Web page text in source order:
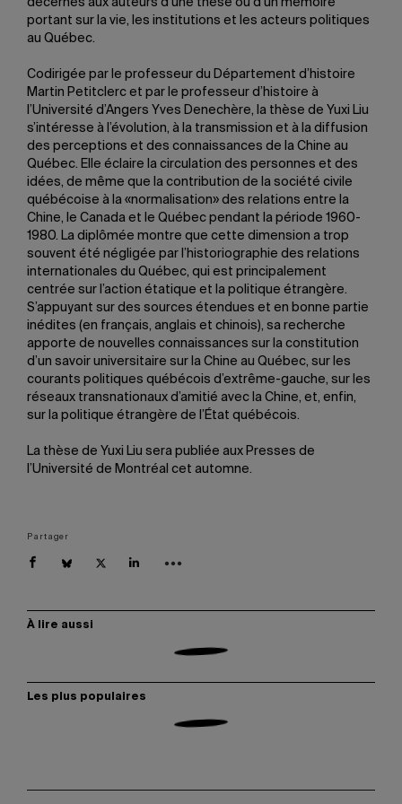
décernés aux auteurs d’une thèse ou d’un mémoire
portant sur la vie, les institutions et les acteurs politiques
au Québec.
Codirigée par le professeur du Département d’histoire
Martin Petitclerc et par le professeur d’histoire à
l’Université d’Angers Yves Denechère, la thèse de Yuxi Liu
s’intéresse à l’évolution, à la transmission et à la diffusion
des perceptions et des connaissances de la Chine au
Québec. Elle éclaire la circulation des personnes et des
idées, de même que la contribution de la société civile
québécoise à la «normalisation» des relations entre la
Chine, le Canada et le Québec pendant la période 1960-
1980. La diplômée montre que cette dimension a trop
souvent été négligée par l’historiographie des relations
internationales du Québec, qui est principalement
centrée sur l’action étatique et la politique étrangère.
S’appuyant sur des sources étendues et en bonne partie
inédites (en français, anglais et chinois), sa recherche
apporte de nouvelles connaissances sur la constitution
d’un savoir universitaire sur la Chine au Québec, sur les
courants politiques québécois d’extrême-gauche, sur les
réseaux transnationaux d’amitié avec la Chine, et, enfin,
sur la politique étrangère de l’État québécois.
La thèse de Yuxi Liu sera publiée aux Presses de
l’Université de Montréal cet automne.
Partager
À lire aussi
Les plus populaires